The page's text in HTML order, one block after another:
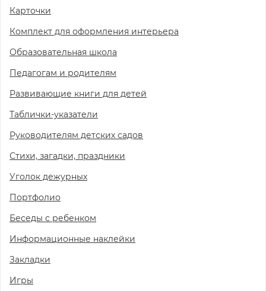
Карточки
Комплект для оформления интерьера
Образовательная школа
Педагогам и родителям
Развивающие книги для детей
Таблички-указатели
Руководителям детских садов
Стихи, загадки, праздники
Уголок дежурных
Портфолио
Беседы с ребенком
Информационные наклейки
Закладки
Игры